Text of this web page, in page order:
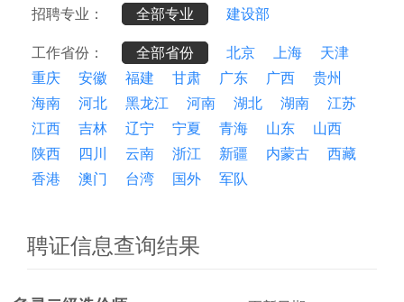
招聘专业： 全部专业 建设部
工作省份： 全部省份 北京 上海
天津
重庆
安徽 福建 甘肃 广东 广西
贵州
海南
河北 黑龙江 河南 湖北 湖南
江苏
江西
吉林 辽宁 宁夏 青海 山东
山西
陕西
四川 云南 浙江 新疆 内蒙古
西藏
香港
澳门 台湾 国外 军队
聘证信息查询结果